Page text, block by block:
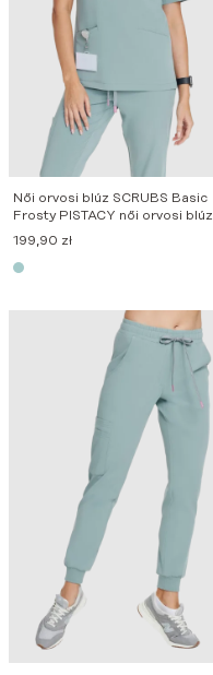
Női orvosi blúz SCRUBS Basic
Frosty PISTACY női orvosi blúz
199,90 zł